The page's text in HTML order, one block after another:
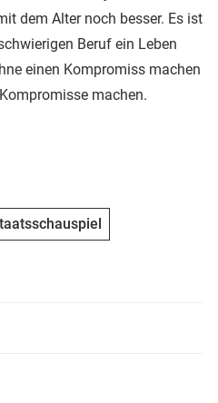
dem Alter noch besser. Es ist
Beruf ein Leben
einen Kompromiss machen
machen.